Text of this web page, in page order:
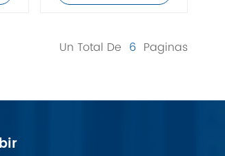
Un Total De 6 Paginas